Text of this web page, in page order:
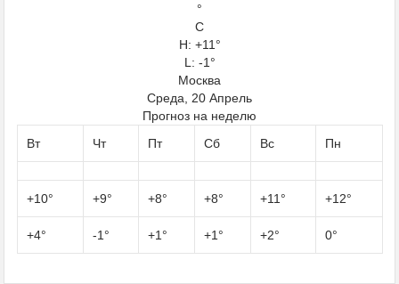
°
C
H: +11°
L: -1°
Москва
Среда, 20 Апрель
Прогноз на неделю
Вт
Чт Пт Сб Вс Пн
+10° +9° +8° +8° +11° +12°
+4° -1° +1° +1° +2° 0°